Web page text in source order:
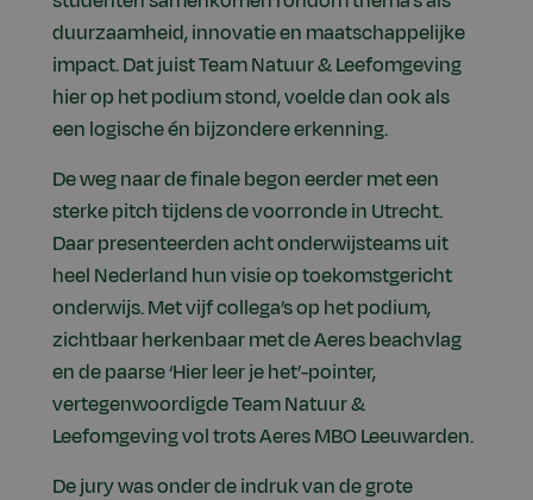
duurzaamheid, innovatie en maatschappelijke
impact. Dat juist Team Natuur & Leefomgeving
hier op het podium stond, voelde dan ook als
een logische én bijzondere erkenning.
De weg naar de finale begon eerder met een
sterke pitch tijdens de voorronde in Utrecht.
Daar presenteerden acht onderwijsteams uit
heel Nederland hun visie op toekomstgericht
onderwijs. Met vijf collega’s op het podium,
zichtbaar herkenbaar met de Aeres beachvlag
en de paarse ‘Hier leer je het’-pointer,
vertegenwoordigde Team Natuur &
Leefomgeving vol trots Aeres MBO Leeuwarden.
De jury was onder de indruk van de grote